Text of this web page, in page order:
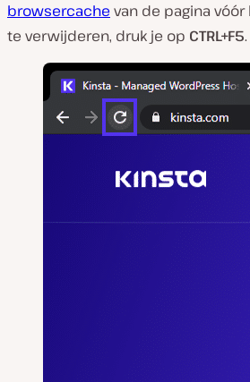
browsercache van de pagina
te verwijderen, druk je op CTRL+F5.